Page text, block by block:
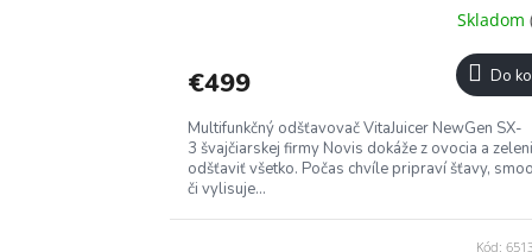
Skladom
€499 Do
Multifunkčný odšťavovač VitaJuicer NewGen SX-
3 švajčiarskej firmy Novis dokáže z ovocia a
odšťaviť všetko. Počas chvíle pripraví šťavy,
či vylisuje...
Kód: